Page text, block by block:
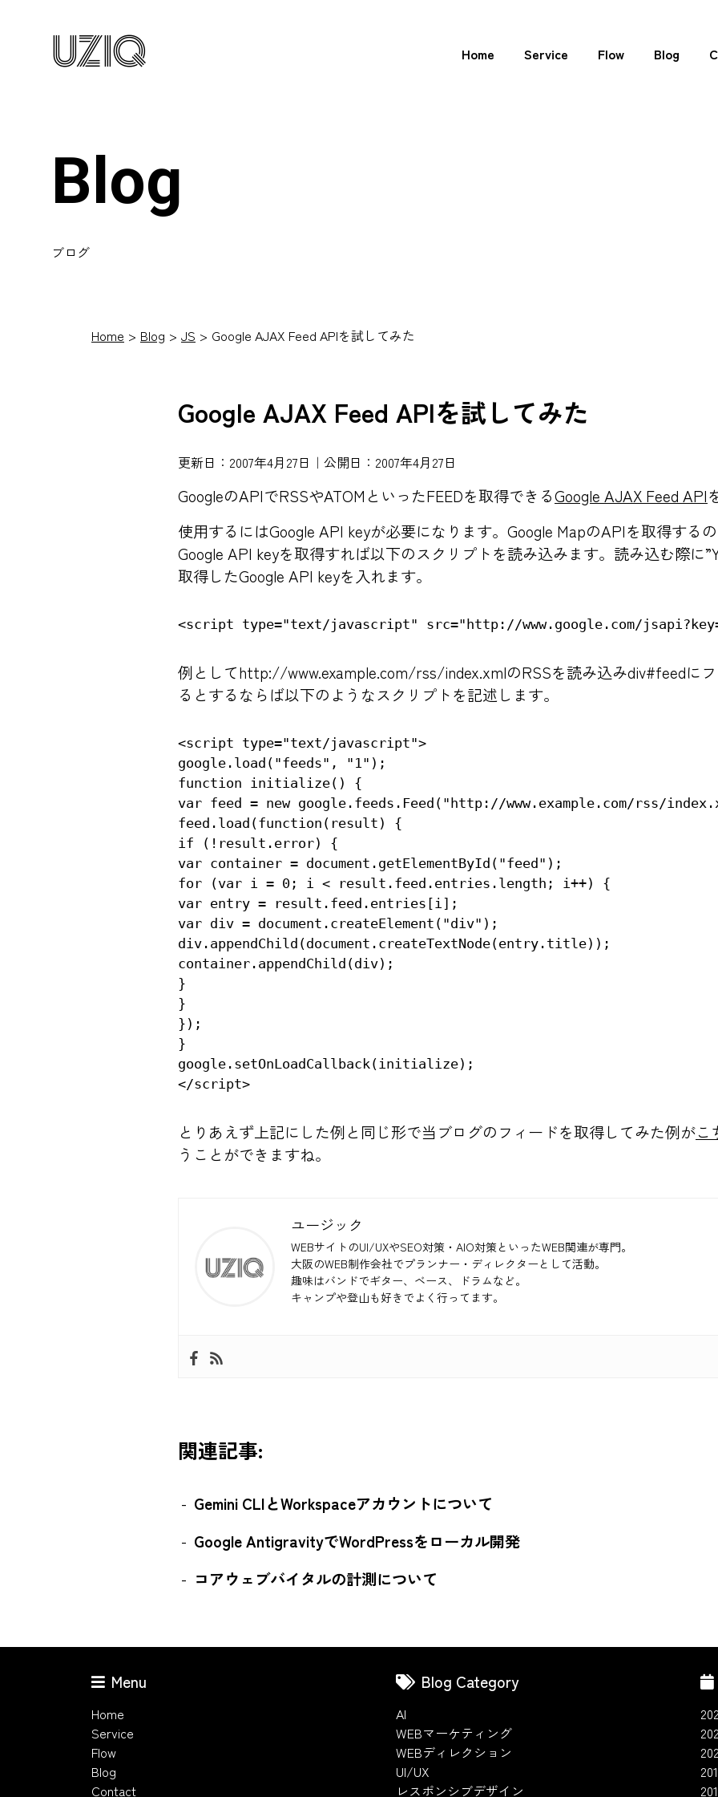
UZIQ Home Service Flow Blog
Blog
ブログ
Home Blog JS Google AJAX Feed APIを試してみた
Google AJAX Feed APIを試してみた
更新日：2007年4月27日｜公開日：2007年4月27日
GoogleのAPIでRSSやATOMといったFEEDを取得できるGoogle AJAX Feed API
使用するにはGoogle API keyが必要になります。Google MapのAPIを取得する
Google API keyを取得すれば以下のスクリプトを読み込みます。読み込む際に
取得したGoogle API keyを入れます。
例としてhttp://www.example.com/rss/index.xmlのRSSを読み込みdiv#feedに
るとするならば以下のようなスクリプトを記述します。
<script type="text/javascript">
google.load("feeds", "1");
function initialize() {
var feed = new google.feeds.Feed("http://www.example.com/rss/
feed.load(function(result) {
if (!result.error) {
var container = document.getElementById("feed");
for (var i = 0; i < result.feed.entries.length; i++) {
var entry = result.feed.entries[i];
var div = document.createElement("div");
div.appendChild(document.createTextNode(entry.title));
container.appendChild(div);
}
}
});
}
google.setOnLoadCallback(initialize);
とりあえず上記にした例と同じ形で当ブログのフィードを取得してみた例がこ
うことができますね。
ユージック
WEBサイトのUI/UXやSEO対策・AIO対策といったWEB関連が専門。
大阪のWEB制作会社でプランナー・ディレクターとして活動。
趣味はバンドでギター、ベース、ドラムなど。
キャンプや登山も好きでよく行ってます。
関連記事:
Gemini CLIとWorkspaceアカウントについて
Google AntigravityでWordPressをローカル開発
コアウェブバイタルの計測について
Menu
Home
Service
Flow
Blog
Contact
Blog Category
AI
WEBマーケティング
WEBディレクション
UI/UX
レスポンシブデザイン